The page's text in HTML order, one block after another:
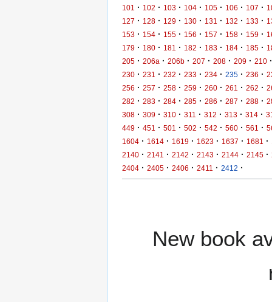
101
· 102 · 103 · 104 · 105 · 106 · 107 ·
127 · 128 · 129 · 130 · 131 · 132 · 133 ·
153 · 154 · 155 · 156 · 157 · 158 · 159 ·
179 · 180 · 181 · 182 · 183 · 184 · 185 ·
205 · 206a · 206b · 207 · 208 · 209 · 210 ·
230 · 231 · 232 · 233 · 234 · 235 · 236 ·
256 · 257 · 258 · 259 · 260 · 261 · 262 ·
282 · 283 · 284 · 285 · 286 · 287 · 288 ·
308 · 309 · 310 · 311 · 312 · 313 · 314 ·
449 · 451 · 501 · 502 · 542 · 560 · 561 ·
1604 · 1614 · 1619 · 1623 · 1637 · 1681 ·
2140 · 2141 · 2142 · 2143 · 2144 · 2145 ·
2404 · 2405 · 2406 · 2411 · 2412 ·
New book